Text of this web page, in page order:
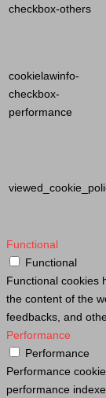
checkbox-others
cookielawinfo-
checkbox-
performance
Functional
Functional
Functional cookies
the content of the
feedbacks, and
Performance
Performance
Performance
performance